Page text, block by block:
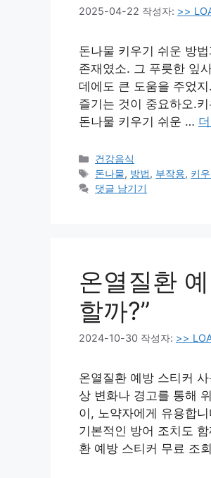
2025-04-22 작성자: >>
돈나물 키우기 쉬운 방
존재였소. 그 푸릇한 잎
데에도 큰 도움을 주었
즐기는 것이 중요하오.
돈나물 키우기 쉬운 …
카
테
고
건강음식
태
그
돈나물, 방법, 부작용, 키
댓글 남기기
온열질환
할까?”
2024-10-30 작성자: >>
온열질환 예방 스티커
상 변화나 경고를 통해
이, 노약자에게 유용합
기본적인 방어 조치도
환 예방 스티커 무료 조